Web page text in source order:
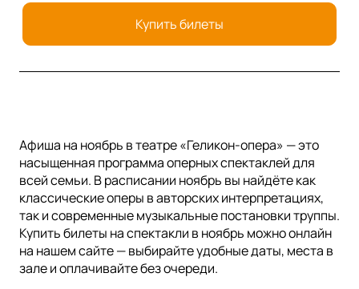
Купить билеты
Афиша на ноябрь в театре «Геликон-опера» — это
насыщенная программа оперных спектаклей для
всей семьи. В расписании ноябрь вы найдёте как
классические оперы в авторских интерпретациях,
так и современные музыкальные постановки труппы.
Купить билеты на спектакли в ноябрь можно онлайн
на нашем сайте — выбирайте удобные даты, места в
зале и оплачивайте без очереди.